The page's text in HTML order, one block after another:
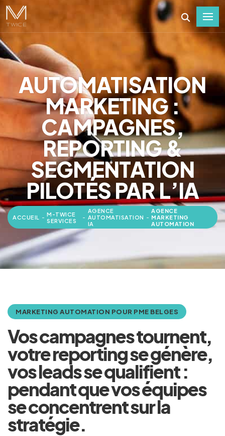
AUTOMATISATION
MARKETING :
CAMPAGNES,
REPORTING &
SEGMENTATION
PILOTÉS PAR L’IA
ACCUEIL - M-TWICE
SERVICES
-
AGENCE
AUTOMATISATION
IA
-
AGENCE
MARKETING
AUTOMATION
MARKETING AUTOMATION POUR PME BELGES
Vos campagnes tournent,
votre reporting se génère,
vos leads se qualifient :
pendant que vos équipes
se concentrent sur la
stratégie.